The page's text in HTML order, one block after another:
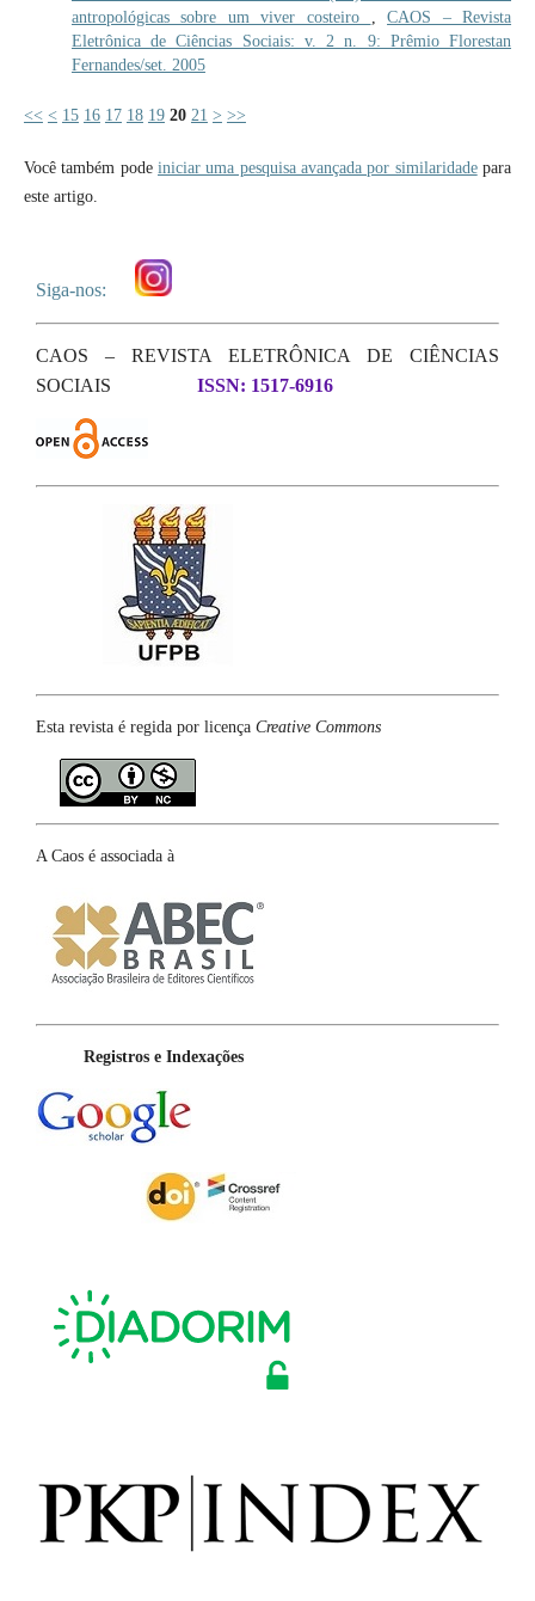
antropológicas sobre um viver costeiro ,CAOS – Revista
Eletrônica de Ciências Sociais: v. 2 n. 9: Prêmio Florestan
Fernandes/set. 2005
<< < 15 16 17 18 19 20 21 > >>
Você também pode iniciar uma pesquisa avançada por similaridadepara
este artigo.
Siga-nos:
CAOS – REVISTA ELETRÔNICA DE CIÊNCIAS
SOCIAIS
ISSN: 1517-6916
Esta revista é regida por licença Creative Commons
A Caos é associada à
Registros e Indexações